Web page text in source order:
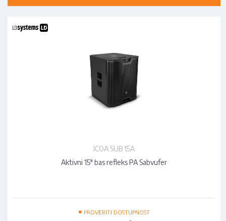
ICOA SUB 15A
Aktivni 15" bas refleks PA Sabvufer
• PROVERITI DOSTUPNOST